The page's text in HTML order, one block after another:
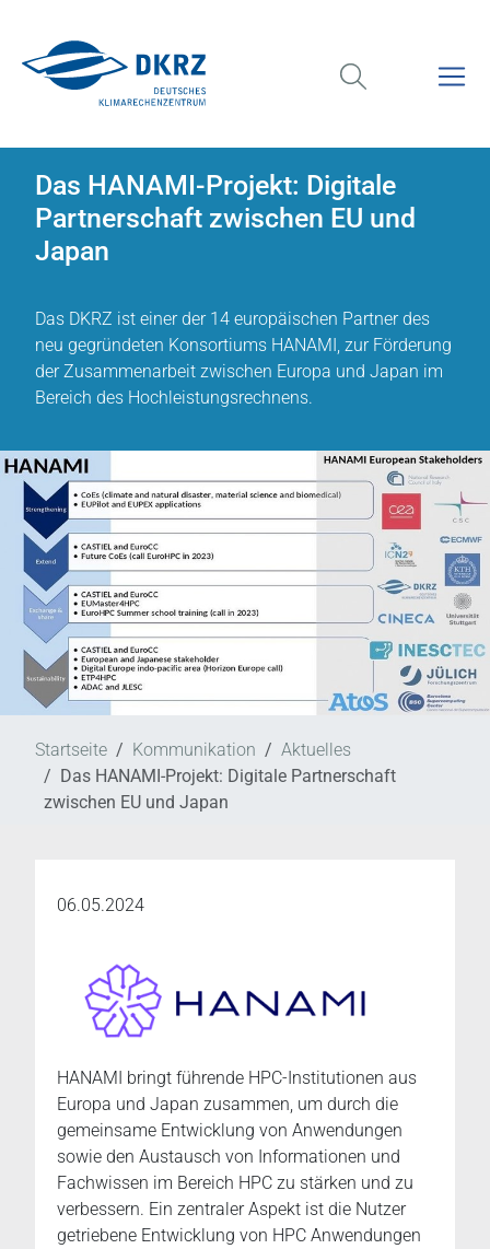
Das HANAMI-Projekt: Digitale
Partnerschaft zwischen EU und
Japan
Das DKRZ ist einer der 14 europäischen Partner des
neu gegründeten Konsortiums HANAMI, zur Förderung
der Zusammenarbeit zwischen Europa und Japan im
Bereich des Hochleistungsrechnens.
Startseite Kommunikation
Aktuelles
Das HANAMI-Projekt: Digitale Partnerschaft
zwischen EU und Japan
06.05.2024
HANAMI bringt führende HPC-Institutionen aus
Europa und Japan zusammen, um durch die
gemeinsame Entwicklung von Anwendungen
sowie den Austausch von Informationen und
Fachwissen im Bereich HPC zu stärken und zu
verbessern. Ein zentraler Aspekt ist die Nutzer
getriebene Entwicklung von HPC Anwendungen